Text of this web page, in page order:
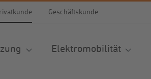
Geschäftskunde
Elektromobilität